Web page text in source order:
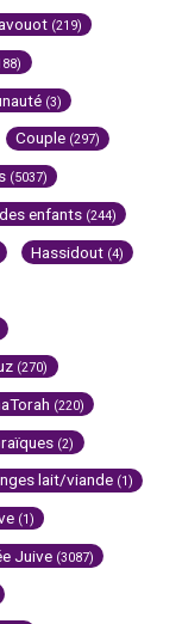
(219)
(3)
Couple (297)
(5037)
enfants (244)
Hassidout (4)
(270)
(220)
(2)
lait/viande (1)
(1)
Juive (3087)